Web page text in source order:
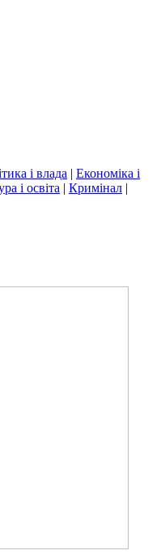
і влада | Економіка і
і освіта | Кримінал |